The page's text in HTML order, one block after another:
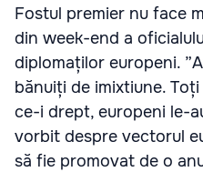
Fostul premier nu face
din week-end a
diplomaților europeni.
bănuiți de imixtiune.
ce-i drept, europeni le-
vorbit despre vectorul
să fie promovat de o